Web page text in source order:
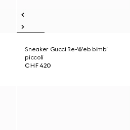
Sneaker Gucci Re-Web bimbi
piccoli
CHF 420